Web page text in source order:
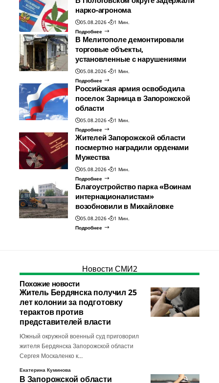
нарко-агронома
05.08.2026
1 Мин.
Подробнее
В Мелитополе демонтировали
торговые объекты,
установленные с нарушениями
05.08.2026
1 Мин.
Подробнее
Российская армия освободила
поселок Зарница в Запорожской
области
05.08.2026
1 Мин.
Подробнее
Жителей Запорожской области
посмертно наградили орденами
Мужества
05.08.2026
1 Мин.
Подробнее
Благоустройство парка «Воинам
интернационалистам»
возобновили в Михайловке
05.08.2026
1 Мин.
Подробнее
Новости СМИ2
Похожие новости
Житель Бердянска получил 25
лет колонии за подготовку
терактов против
представителей власти
Южный окружной военный суд приговорил
жителя Бердянска Запорожской области
Сергея Москаленко к…
Екатерина Куминова
В Запорожской области